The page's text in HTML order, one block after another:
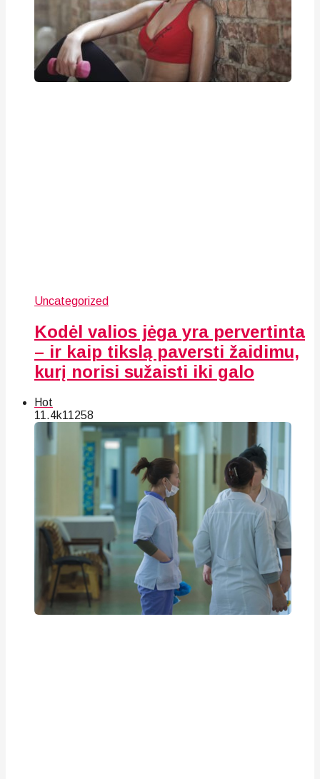
Uncategorized
Kodėl valios jėga yra pervertinta
– ir kaip tikslą paversti žaidimu,
kurį norisi sužaisti iki galo
Hot
11.4k11258